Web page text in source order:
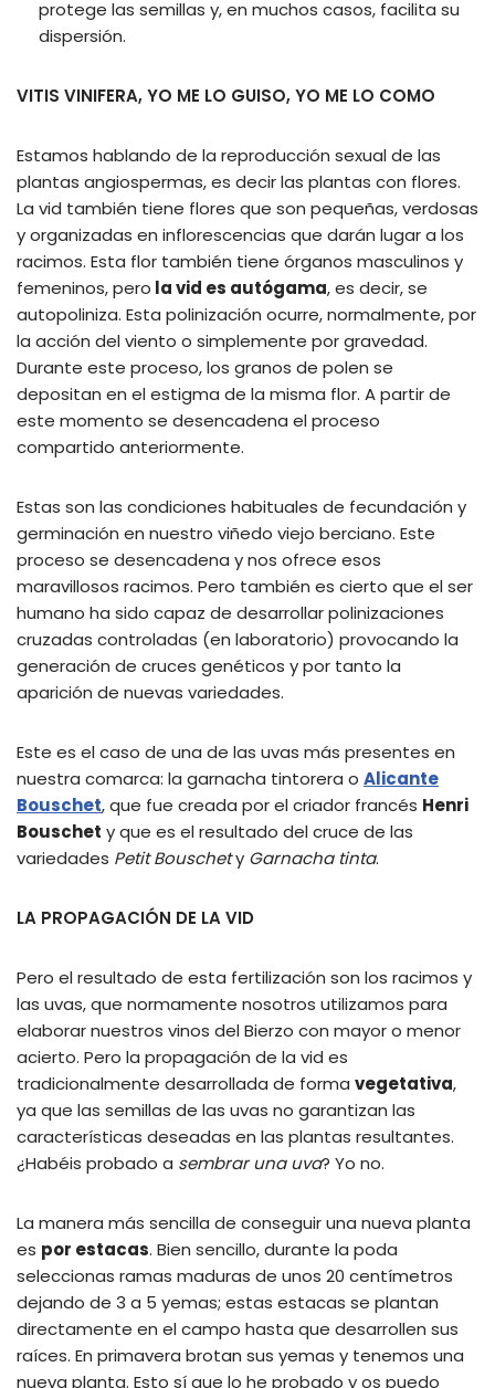
protege las semillas y, en muchos casos, facilita su
dispersión.
VITIS VINIFERA, YO ME LO GUISO, YO ME LO COMO
Estamos hablando de la reproducción sexual de las
plantas angiospermas, es decir las plantas con flores.
La vid también tiene flores que son pequeñas, verdosas
y organizadas en inflorescencias que darán lugar a los
racimos. Esta flor también tiene órganos masculinos y
femeninos, pero la vid es autógama, es decir, se
autopoliniza. Esta polinización ocurre, normalmente, por
la acción del viento o simplemente por gravedad.
Durante este proceso, los granos de polen se
depositan en el estigma de la misma flor. A partir de
este momento se desencadena el proceso
compartido anteriormente.
Estas son las condiciones habituales de fecundación y
germinación en nuestro viñedo viejo berciano. Este
proceso se desencadena y nos ofrece esos
maravillosos racimos. Pero también es cierto que el ser
humano ha sido capaz de desarrollar polinizaciones
cruzadas controladas (en laboratorio) provocando la
generación de cruces genéticos y por tanto la
aparición de nuevas variedades.
Este es el caso de una de las uvas más presentes en
nuestra comarca: la garnacha tintorera o Alicante
Bouschet, que fue creada por el criador francés Henri
Bouschet y que es el resultado del cruce de las
variedades Petit Bouschety Garnacha tinta.
LA PROPAGACIÓN DE LA VID
Pero el resultado de esta fertilización son los racimos y
las uvas, que normamente nosotros utilizamos para
elaborar nuestros vinos del Bierzo con mayor o menor
acierto. Pero la propagación de la vid es
tradicionalmente desarrollada de forma vegetativa,
ya que las semillas de las uvas no garantizan las
características deseadas en las plantas resultantes.
¿Habéis probado a sembrar una uva? Yo no.
La manera más sencilla de conseguir una nueva planta
es por estacas. Bien sencillo, durante la poda
seleccionas ramas maduras de unos 20 centímetros
dejando de 3 a 5 yemas; estas estacas se plantan
directamente en el campo hasta que desarrollen sus
raíces. En primavera brotan sus yemas y tenemos una
nueva planta. Esto sí que lo he probado y os puedo